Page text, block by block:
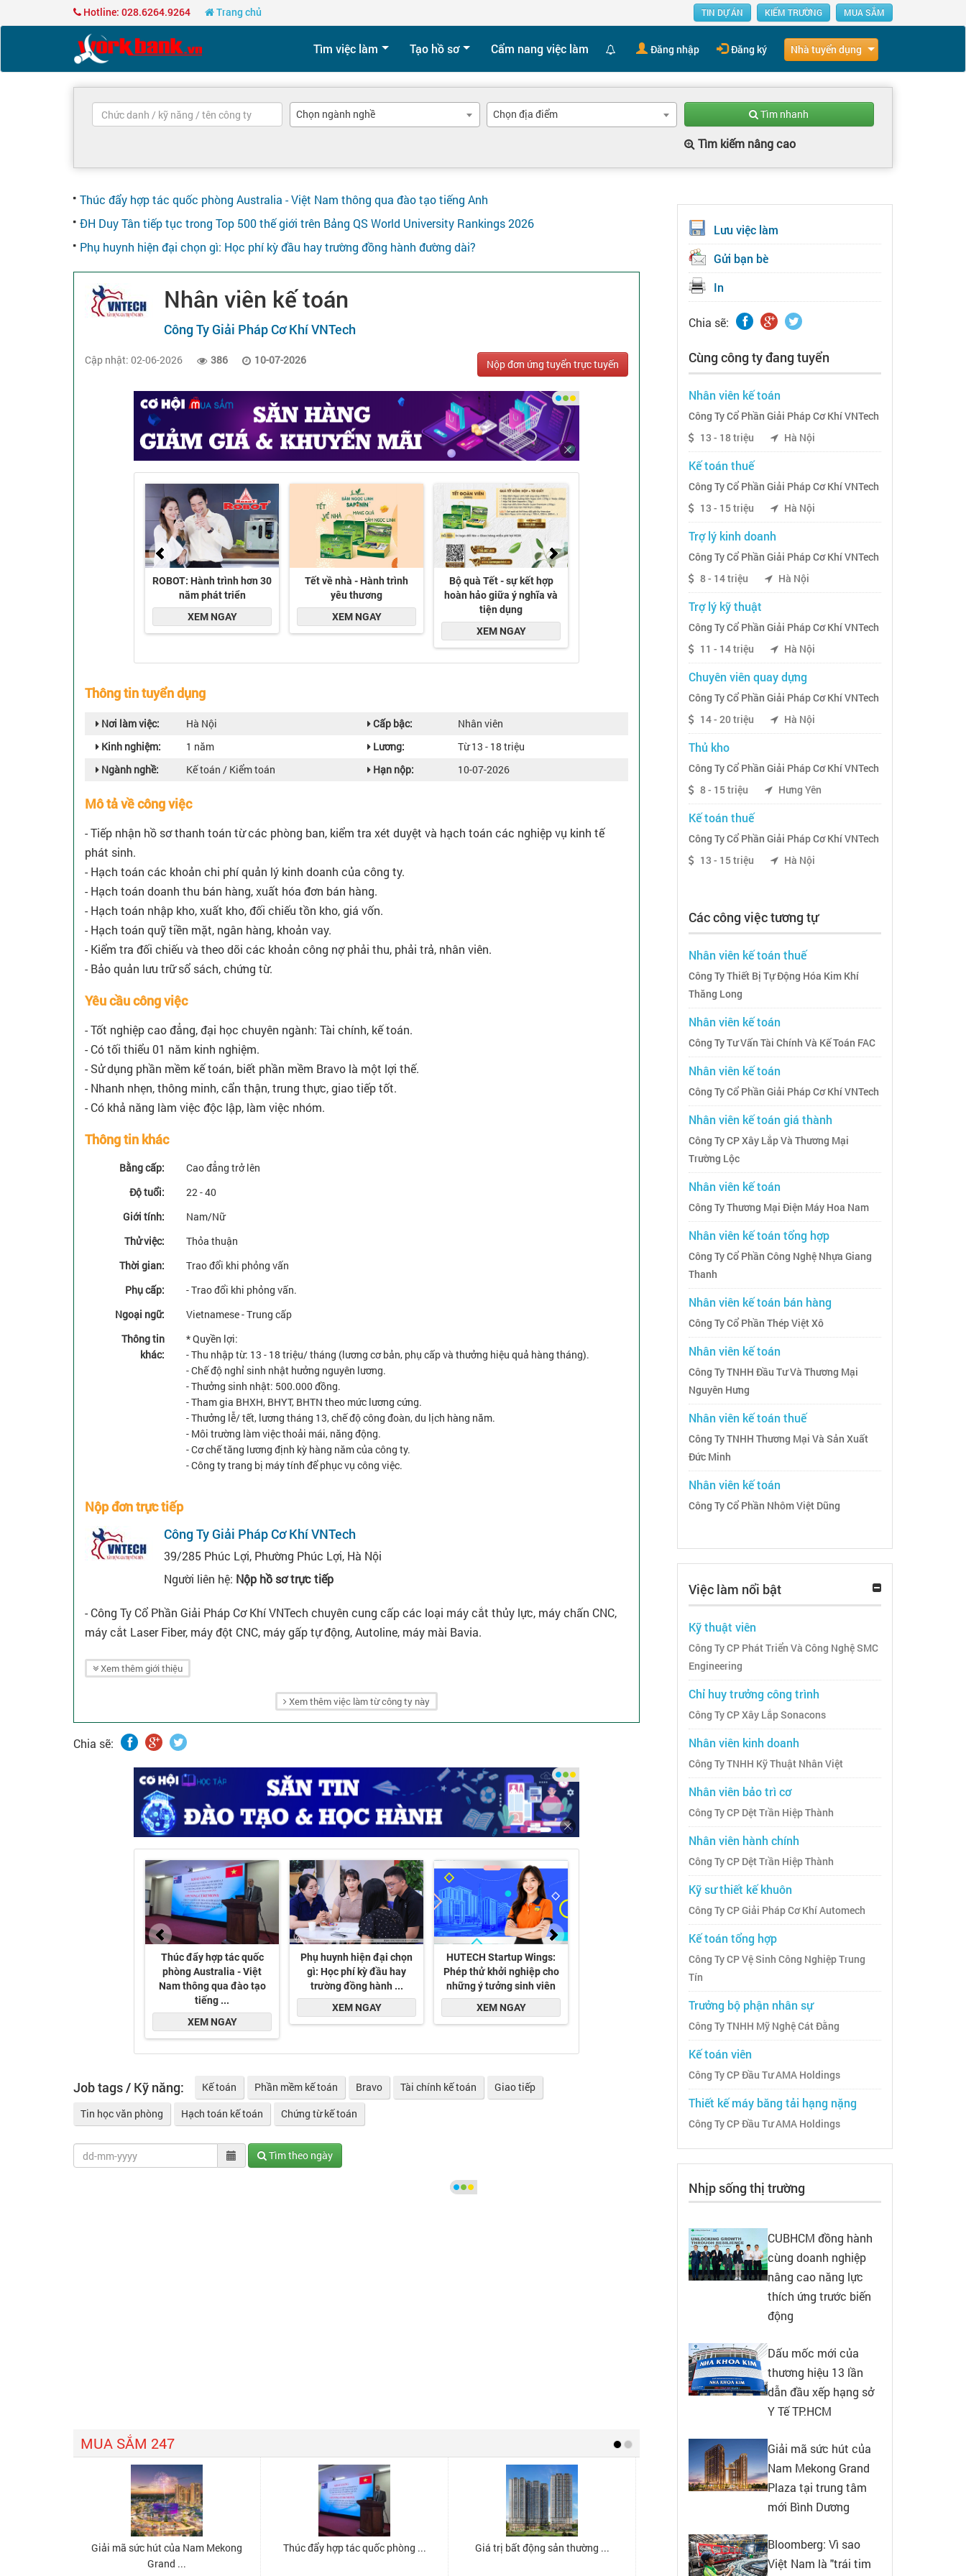
Hotline: 028.6264.9264 Trang chủ TIN DỰ ÁN KIẾM TRƯỜNG MUA SẮM
Tìm việc làm Tạo hồ sơ Cẩm nang việc làm Đăng nhập Đăng ký Nhà tuyển dụng
Chọn ngành nghề Chọn địa điểm Tìm nhanh
Tìm kiếm nâng cao
Thúc đẩy hợp tác quốc phòng Australia - Việt Nam thông qua đào tạo tiếng Anh
ĐH Duy Tân tiếp tục trong Top 500 thế giới trên Bảng QS World University Rankings 2026
Phụ huynh hiện đại chọn gì: Học phí kỳ đầu hay trường đồng hành đường dài?
Nhân viên kế toán
Công Ty Giải Pháp Cơ Khí VNTech
Cập nhật: 02-06-2026 386 10-07-2026 Nộp đơn ứng tuyển trực tuyến
Thông tin tuyển dụng
Nơi làm việc:
Hà Nội
Kinh nghiệm:
1 năm
Ngành nghề:
Kế toán / Kiểm toán
Cấp bậc:
Nhân viên
Lương:
Từ 13 - 18 triệu
Hạn nộp:
10-07-2026
Mô tả về công việc
- Tiếp nhận hồ sơ thanh toán từ các phòng ban, kiểm tra xét duyệt và hạch toán các nghiệp vụ kinh tế
phát sinh.
- Hạch toán các khoản chi phí quản lý kinh doanh của công ty.
- Hạch toán doanh thu bán hàng, xuất hóa đơn bán hàng.
- Hạch toán nhập kho, xuất kho, đối chiếu tồn kho, giá vốn.
- Hạch toán quỹ tiền mặt, ngân hàng, khoản vay.
- Kiểm tra đối chiếu và theo dõi các khoản công nợ phải thu, phải trả, nhân viên.
- Bảo quản lưu trữ sổ sách, chứng từ.
Yêu cầu công việc
- Tốt nghiệp cao đẳng, đại học chuyên ngành: Tài chính, kế toán.
- Có tối thiểu 01 năm kinh nghiệm.
- Sử dụng phần mềm kế toán, biết phần mềm Bravo là một lợi thế.
- Nhanh nhẹn, thông minh, cẩn thận, trung thực, giao tiếp tốt.
- Có khả năng làm việc độc lập, làm việc nhóm.
Thông tin khác
Bằng cấp:
Cao đẳng trở lên
Độ tuổi:
22 - 40
Giới tính:
Nam/Nữ
Thử việc:
Thỏa thuận
Thời gian:
Trao đổi khi phỏng vấn
Phụ cấp:
- Trao đổi khi phỏng vấn.
Ngoại ngữ:
Vietnamese - Trung cấp
Thông tin
khác:
* Quyền lợi:
- Thu nhập từ: 13 - 18 triệu/ tháng (lương cơ bản, phụ cấp và thưởng hiệu quả hàng tháng).
- Chế độ nghỉ sinh nhật hưởng nguyên lương.
- Thưởng sinh nhật: 500.000 đồng.
- Tham gia BHXH, BHYT, BHTN theo mức lương cứng.
- Thưởng lễ/ tết, lương tháng 13, chế độ công đoàn, du lịch hàng năm.
- Môi trường làm việc thoải mái, năng động.
- Cơ chế tăng lương định kỳ hàng năm của công ty.
- Công ty trang bị máy tính để phục vụ công việc.
Nộp đơn trực tiếp
Công Ty Giải Pháp Cơ Khí VNTech
39/285 Phúc Lợi, Phường Phúc Lợi, Hà Nội
Người liên hệ: Nộp hồ sơ trực tiếp
- Công Ty Cổ Phần Giải Pháp Cơ Khí VNTech chuyên cung cấp các loại máy cắt thủy lực, máy chấn CNC,
máy cắt Laser Fiber, máy đột CNC, máy gấp tự động, Autoline, máy mài Bavia.
Xem thêm giới thiệu
Xem thêm việc làm từ công ty này
Chia sẽ:
Job tags / Kỹ năng: Kế toán Phần mềm kế toán Bravo Tài chính kế toán
Giao tiếp
Tin học văn phòng
Hạch toán kế toán Chứng từ kế toán
Tìm theo ngày
Lưu việc làm
Gửi bạn bè
In
Chia sẽ:
Cùng công ty đang tuyển
Nhân viên kế toán
Công Ty Cổ Phần Giải Pháp Cơ Khí VNTech
13 - 18 triệu
Hà Nội
Kế toán thuế
Công Ty Cổ Phần Giải Pháp Cơ Khí VNTech
13 - 15 triệu
Hà Nội
Trợ lý kinh doanh
Công Ty Cổ Phần Giải Pháp Cơ Khí VNTech
8 - 14 triệu
Hà Nội
Trợ lý kỹ thuật
Công Ty Cổ Phần Giải Pháp Cơ Khí VNTech
11 - 14 triệu
Hà Nội
Chuyên viên quay dựng
Công Ty Cổ Phần Giải Pháp Cơ Khí VNTech
14 - 20 triệu
Hà Nội
Thủ kho
Công Ty Cổ Phần Giải Pháp Cơ Khí VNTech
8 - 15 triệu
Hưng Yên
Kế toán thuế
Công Ty Cổ Phần Giải Pháp Cơ Khí VNTech
13 - 15 triệu
Hà Nội
Các công việc tương tự
Nhân viên kế toán thuế
Công Ty Thiết Bị Tự Động Hóa Kim Khí
Thăng Long
Nhân viên kế toán
Công Ty Tư Vấn Tài Chính Và Kế Toán FAC
Nhân viên kế toán
Công Ty Cổ Phần Giải Pháp Cơ Khí VNTech
Nhân viên kế toán giá thành
Công Ty CP Xây Lắp Và Thương Mại
Trường Lộc
Nhân viên kế toán
Công Ty Thương Mại Điện Máy Hoa Nam
Nhân viên kế toán tổng hợp
Công Ty Cổ Phần Công Nghệ Nhựa Giang
Thanh
Nhân viên kế toán bán hàng
Công Ty Cổ Phần Thép Việt Xô
Nhân viên kế toán
Công Ty TNHH Đầu Tư Và Thương Mại
Nguyên Hưng
Nhân viên kế toán thuế
Công Ty TNHH Thương Mại Và Sản Xuất
Đức Minh
Nhân viên kế toán
Công Ty Cổ Phần Nhôm Việt Dũng
Việc làm nổi bật
Kỹ thuật viên
Công Ty CP Phát Triển Và Công Nghệ SMC
Engineering
Chỉ huy trưởng công trình
Công Ty CP Xây Lắp Sonacons
Nhân viên kinh doanh
Công Ty TNHH Kỹ Thuật Nhân Việt
Nhân viên bảo trì cơ
Công Ty CP Dệt Trần Hiệp Thành
Nhân viên hành chính
Công Ty CP Dệt Trần Hiệp Thành
Kỹ sư thiết kế khuôn
Công Ty CP Giải Pháp Cơ Khí Automech
Kế toán tổng hợp
Công Ty CP Vệ Sinh Công Nghiệp Trung
Tín
Trưởng bộ phận nhân sự
Công Ty TNHH Mỹ Nghệ Cát Đằng
Kế toán viên
Công Ty CP Đầu Tư AMA Holdings
Thiết kế máy băng tải hạng nặng
Công Ty CP Đầu Tư AMA Holdings
Nhịp sống thị trường
CUBHCM đồng hành
cùng doanh nghiệp
nâng cao năng lực
thích ứng trước biến
động
Dấu mốc mới của
thương hiệu 13 lần
dẫn đầu xếp hạng sở
Y Tế TP.HCM
Giải mã sức hút của
Nam Mekong Grand
Plaza tại trung tâm
mới Bình Dương
Bloomberg: Vì sao
Việt Nam là "trái tim